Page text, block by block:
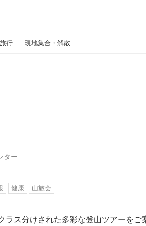
行 現地集合・解散
ター
健康 山旅会
ラス分けされた多彩な登山ツアーをご